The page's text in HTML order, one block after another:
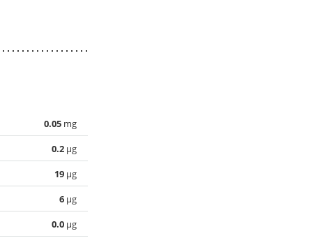
0.05 mg
0.2 µg
19 µg
6 µg
0.0 µg